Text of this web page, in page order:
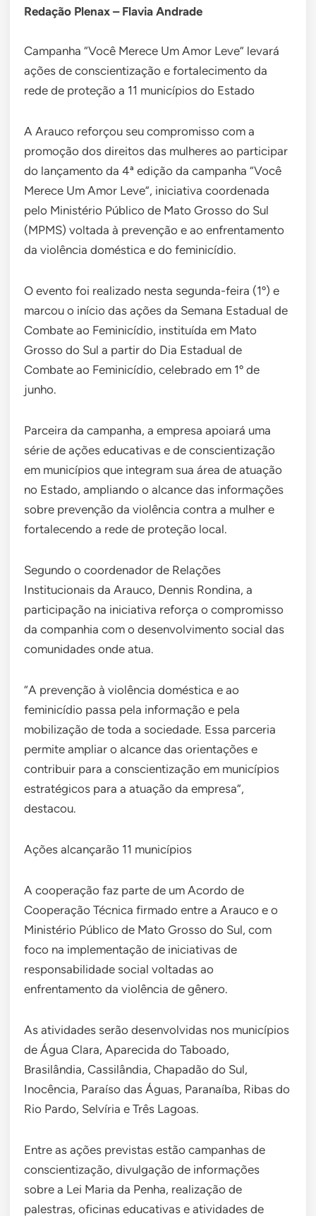
Redação Plenax – Flavia Andrade
Campanha “Você Merece Um Amor Leve” levará
ações de conscientização e fortalecimento da
rede de proteção a 11 municípios do Estado
A Arauco reforçou seu compromisso com a
promoção dos direitos das mulheres ao participar
do lançamento da 4ª edição da campanha “Você
Merece Um Amor Leve”, iniciativa coordenada
pelo Ministério Público de Mato Grosso do Sul
(MPMS) voltada à prevenção e ao enfrentamento
da violência doméstica e do feminicídio.
O evento foi realizado nesta segunda-feira (1º) e
marcou o início das ações da Semana Estadual de
Combate ao Feminicídio, instituída em Mato
Grosso do Sul a partir do Dia Estadual de
Combate ao Feminicídio, celebrado em 1º de
junho.
Parceira da campanha, a empresa apoiará uma
série de ações educativas e de conscientização
em municípios que integram sua área de atuação
no Estado, ampliando o alcance das informações
sobre prevenção da violência contra a mulher e
fortalecendo a rede de proteção local.
Segundo o coordenador de Relações
Institucionais da Arauco, Dennis Rondina, a
participação na iniciativa reforça o compromisso
da companhia com o desenvolvimento social das
comunidades onde atua.
“A prevenção à violência doméstica e ao
feminicídio passa pela informação e pela
mobilização de toda a sociedade. Essa parceria
permite ampliar o alcance das orientações e
contribuir para a conscientização em municípios
estratégicos para a atuação da empresa”,
destacou.
Ações alcançarão 11 municípios
A cooperação faz parte de um Acordo de
Cooperação Técnica firmado entre a Arauco e o
Ministério Público de Mato Grosso do Sul, com
foco na implementação de iniciativas de
responsabilidade social voltadas ao
enfrentamento da violência de gênero.
As atividades serão desenvolvidas nos municípios
de Água Clara, Aparecida do Taboado,
Brasilândia, Cassilândia, Chapadão do Sul,
Inocência, Paraíso das Águas, Paranaíba, Ribas do
Rio Pardo, Selvíria e Três Lagoas.
Entre as ações previstas estão campanhas de
conscientização, divulgação de informações
sobre a Lei Maria da Penha, realização de
palestras, oficinas educativas e atividades de